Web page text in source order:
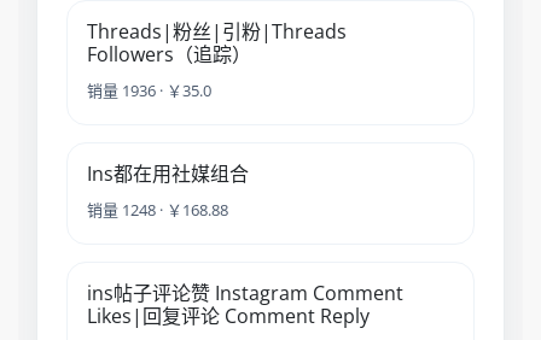
Threads|粉丝|引粉|Threads
Followers（追踪）
销量 1936 · ￥35.0
Ins都在用社媒组合
销量 1248 · ￥168.88
ins帖子评论赞 Instagram Comment
Likes|回复评论 Comment Reply